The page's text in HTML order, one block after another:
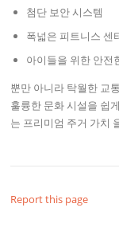
첨단 보안 시스템
폭넓은 피트니스 센
아이들을 위한 안전
뿐만 아니라 탁월한 교
훌륭한 문화 시설을 쉽
는 프리미엄 주거 가치
Report this page